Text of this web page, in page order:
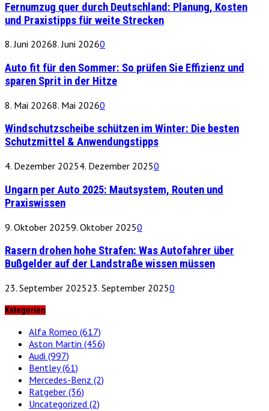
Fernumzug quer durch Deutschland: Planung, Kosten
und Praxistipps für weite Strecken
8. Juni 20268. Juni 20260
Auto fit für den Sommer: So prüfen Sie Effizienz und
sparen Sprit in der Hitze
8. Mai 20268. Mai 20260
Windschutzscheibe schützen im Winter: Die besten
Schutzmittel & Anwendungstipps
4. Dezember 20254. Dezember 20250
Ungarn per Auto 2025: Mautsystem, Routen und
Praxiswissen
9. Oktober 20259. Oktober 20250
Rasern drohen hohe Strafen: Was Autofahrer über
Bußgelder auf der Landstraße wissen müssen
23. September 202523. September 20250
Kategorien
Alfa Romeo (617)
Aston Martin (456)
Audi (997)
Bentley(61)
Mercedes-Benz (2)
Ratgeber (36)
Uncategorized (2)